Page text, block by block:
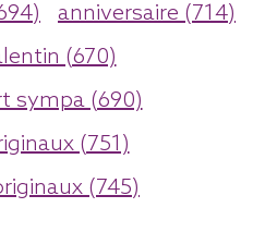
anniversaire (714)
(670)
sympa (690)
(751)
(745)